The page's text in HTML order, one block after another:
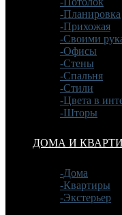
-Планировка
-Прихожая
-Своими
-Офисы
-Стены
-Спальня
-Стили
-Цвета в
-Шторы
ДОМА И
-Дома
-Квартиры
-Экстерьер